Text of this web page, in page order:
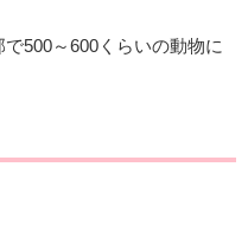
500～600くらいの動物に